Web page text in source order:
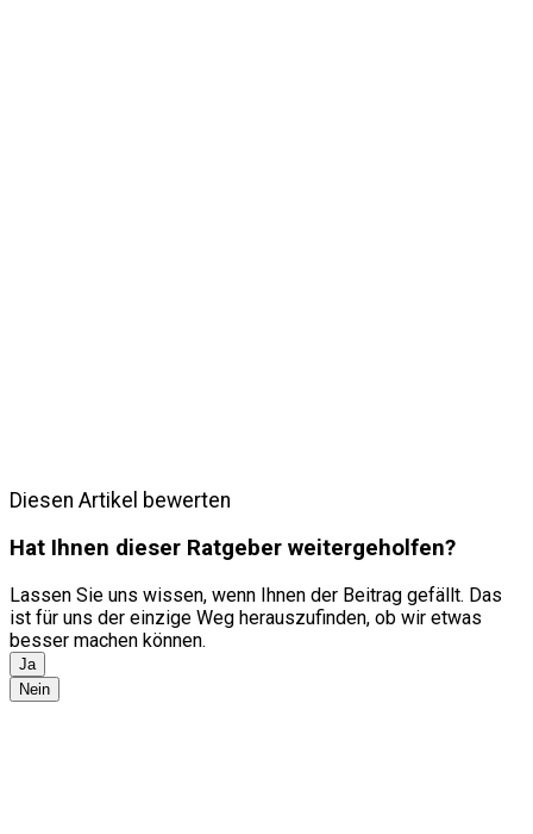
Diesen Artikel bewerten
Hat Ihnen dieser Ratgeber weitergeholfen?
Lassen Sie uns wissen, wenn Ihnen der Beitrag gefällt. Das
ist für uns der einzige Weg herauszufinden, ob wir etwas
besser machen können.
Ja
Nein